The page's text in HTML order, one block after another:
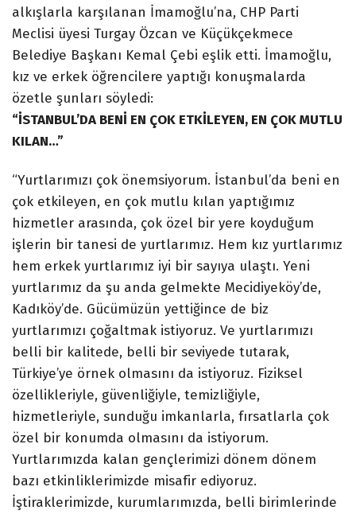
alkışlarla karşılanan İmamoğlu’na, CHP Parti
Meclisi üyesi Turgay Özcan ve Küçükçekmece
Belediye Başkanı Kemal Çebi eşlik etti. İmamoğlu,
kız ve erkek öğrencilere yaptığı konuşmalarda
özetle şunları söyledi:
“İSTANBUL’DA BENİ EN ÇOK ETKİLEYEN, EN ÇOK MUTLU
KILAN…”
“Yurtlarımızı çok önemsiyorum. İstanbul’da beni en
çok etkileyen, en çok mutlu kılan yaptığımız
hizmetler arasında, çok özel bir yere koyduğum
işlerin bir tanesi de yurtlarımız. Hem kız yurtlarımız
hem erkek yurtlarımız iyi bir sayıya ulaştı. Yeni
yurtlarımız da şu anda gelmekte Mecidiyeköy’de,
Kadıköy’de. Gücümüzün yettiğince de biz
yurtlarımızı çoğaltmak istiyoruz. Ve yurtlarımızı
belli bir kalitede, belli bir seviyede tutarak,
Türkiye’ye örnek olmasını da istiyoruz. Fiziksel
özellikleriyle, güvenliğiyle, temizliğiyle,
hizmetleriyle, sunduğu imkanlarla, fırsatlarla çok
özel bir konumda olmasını da istiyorum.
Yurtlarımızda kalan gençlerimizi dönem dönem
bazı etkinliklerimizde misafir ediyoruz.
İştiraklerimizde, kurumlarımızda, belli birimlerinde